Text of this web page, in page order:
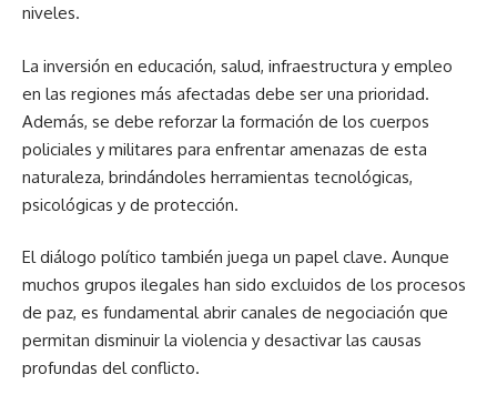
niveles.
La inversión en educación, salud, infraestructura y empleo
en las regiones más afectadas debe ser una prioridad.
Además, se debe reforzar la formación de los cuerpos
policiales y militares para enfrentar amenazas de esta
naturaleza, brindándoles herramientas tecnológicas,
psicológicas y de protección.
El diálogo político también juega un papel clave. Aunque
muchos grupos ilegales han sido excluidos de los procesos
de paz, es fundamental abrir canales de negociación que
permitan disminuir la violencia y desactivar las causas
profundas del conflicto.